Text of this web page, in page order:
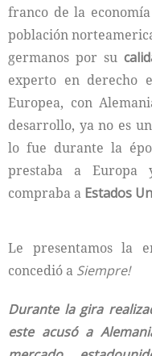
franco de la
población
germanos por su
experto en derecho
Europea, con
desarrollo, ya no es
lo fue durante la
prestaba a Europa
compraba a Estados
Le presentamos la
concedió a Siempre!
Durante la gira
este acusó a